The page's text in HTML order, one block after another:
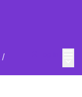
/